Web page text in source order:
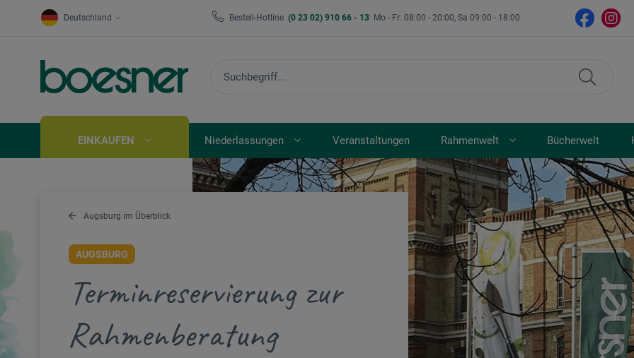
Deutschland Bestell-Hotline (0 23 02) 910 66 - 13 Mo - Fr: 08:00 - 20:00, Sa 09:00 - 18:00
EINKAUFEN Niederlassungen Veranstaltungen Rahmenwelt Bücherwelt
Augsburg im Überblick
AUGSBURG
Terminreservierung zur
Rahmenberatung